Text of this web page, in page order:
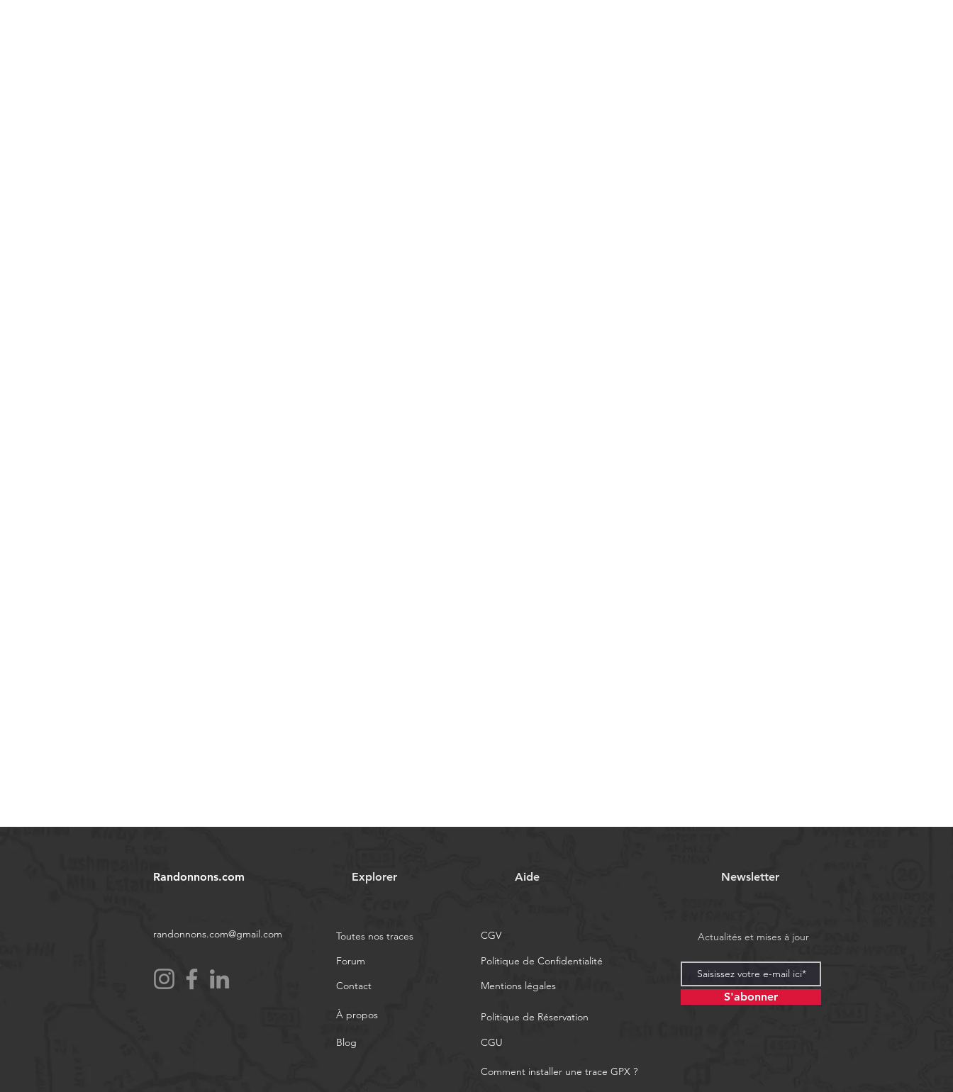
Randonnons.com
randonnons.com@gmail.com
Explorer
Toutes nos traces
Forum
Contact
À propos
Blog
Aide
CGV
Politique de Confidentialité
Mentions légales
Politique de Réservation
CGU
Newsletter
Actualités et mises à jour
S'abonner
Comment installer une trace GPX ?